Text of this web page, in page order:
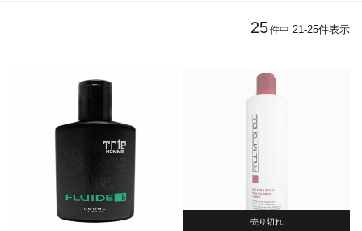
25件中 21-25件表示
売り切れ